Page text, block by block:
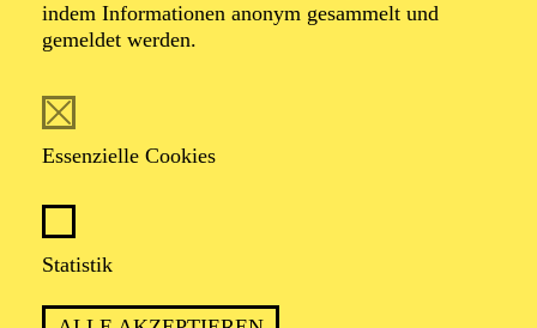
indem Informationen anonym gesammelt und
gemeldet werden.
Essenzielle Cookies
Statistik